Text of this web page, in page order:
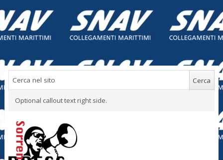
Optional callout text right side.